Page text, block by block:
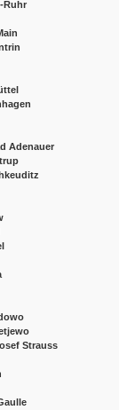
Ruhr
Adenauer
Strauss